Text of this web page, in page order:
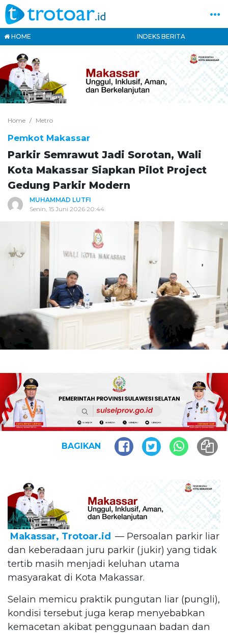
HOME INDEKS BERITA
Home Metro
Pemkot Makassar
Parkir Semrawut Jadi Sorotan, Wali
Kota Makassar Siapkan Pilot Project
Gedung Parkir Modern
MUHAMMAD LUTFI
Senin, 15 Juni 2026 20:44
BAGIKAN
Makassar, Trotoar.id — Persoalan parkir liar
dan keberadaan juru parkir (jukir) yang tidak
tertib masih menjadi keluhan utama
masyarakat di Kota Makassar.
Selain memicu praktik pungutan liar (pungli),
kondisi tersebut juga kerap menyebabkan
kemacetan akibat penggunaan badan dan